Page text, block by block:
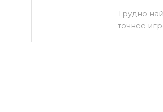
Трудно
точнее